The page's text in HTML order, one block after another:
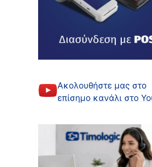
Ακολουθήστε μας στο
επίσημο κανάλι στο